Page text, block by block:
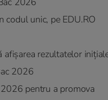
unic, pe EDU.RO
afișarea rezultatelor
2026
pentru a promova